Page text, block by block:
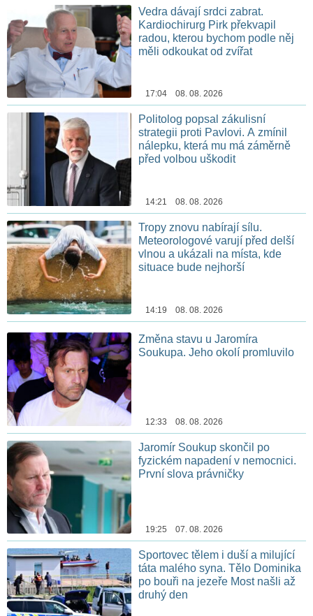
Vedra dávají srdci zabrat.
Kardiochirurg Pirk překvapil
radou, kterou bychom podle něj
měli odkoukat od zvířat
17:04 08. 08. 2026
Politolog popsal zákulisní
strategii proti Pavlovi. A zmínil
nálepku, která mu má záměrně
před volbou uškodit
14:21 08. 08. 2026
Tropy znovu nabírají sílu.
Meteorologové varují před delší
vlnou a ukázali na místa, kde
situace bude nejhorší
14:19 08. 08. 2026
Změna stavu u Jaromíra
Soukupa. Jeho okolí promluvilo
12:33 08. 08. 2026
Jaromír Soukup skončil po
fyzickém napadení v nemocnici.
První slova právničky
19:25 07. 08. 2026
Sportovec tělem i duší a milující
táta malého syna. Tělo Dominika
po bouři na jezeře Most našli až
druhý den